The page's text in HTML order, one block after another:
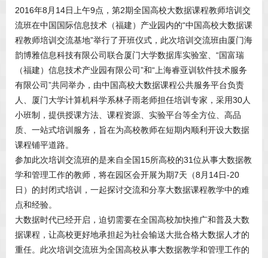
2016年8月14日上午9点，第2期全国高校大数据课程教师培训交
流班在中国国际信息技术（福建）产业园内的“中国高校大数据课
程教师培训交流基地”举行了开班仪式，此次培训交流班由厦门海
韵博雅信息科技有限公司联合厦门大学数据库实验室、“国富瑞
（福建）信息技术产业园有限公司”和“上海睿亚训软件技术服务
有限公司”共同举办，由中国高校大数据课程公共服务平台负责
人、厦门大学计算机科学系林子雨老师担任培训专家，采用30人
小班制，提供授课方法、课程资源、实验平台等全方位、高品
质、一站式培训服务，旨在为高校教师在短期内顺利开设大数据
课程铺平道路。
参加此次培训交流班的是来自全国15所高校的31位从事大数据教
学和管理工作的教师，将在园区会开展为期7天（8月14日-20
日）的封闭式培训，一起探讨交流和分享大数据课程教学中的难
点和经验。
大数据时代已经开启，迫切需要在全国高校加快推广和普及大数
据课程，让高校更好地承担起为社会输送大批合格大数据人才的
重任。此次培训交流班为全国高校从事大数据教学和管理工作的